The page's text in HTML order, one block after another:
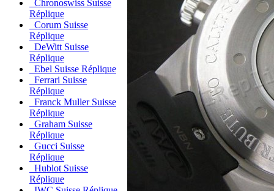
Chronoswiss Suisse
Réplique
Corum Suisse
Réplique
DeWitt Suisse
Réplique
Ebel Suisse Réplique
Ferrari Suisse
Réplique
Franck Muller Suisse
Réplique
Graham Suisse
Réplique
Gucci Suisse
Réplique
Hublot Suisse
Réplique